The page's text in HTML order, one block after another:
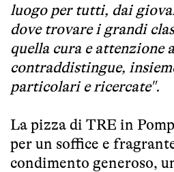
luogo per tutti, dai
dove trovare i grandi
quella cura e attenzione
contraddistingue,
particolari e ricercate".
La pizza di TRE in
per un soffice e
condimento generoso,